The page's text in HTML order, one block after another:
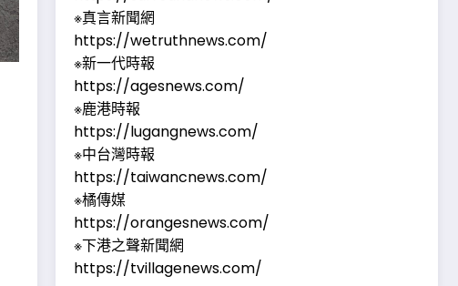
※真言新聞網
https://wetruthnews.com/
※新一代時報
https://agesnews.com/
※鹿港時報
https://lugangnews.com/
※中台灣時報
https://taiwancnews.com/
※橘傳媒
https://orangesnews.com/
※下港之聲新聞網
https://tvillagenews.com/